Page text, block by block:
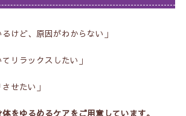
けど、原因がわからない」
リラックスしたい」
せたい」
をゆるめるケアをご用意しています。